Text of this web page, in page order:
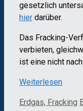
gesetzlich
hier darüber.
Das Fracking-
verbieten,
ist eine nicht
Weiterlesen
Kategorien
Erdgas, Fracking